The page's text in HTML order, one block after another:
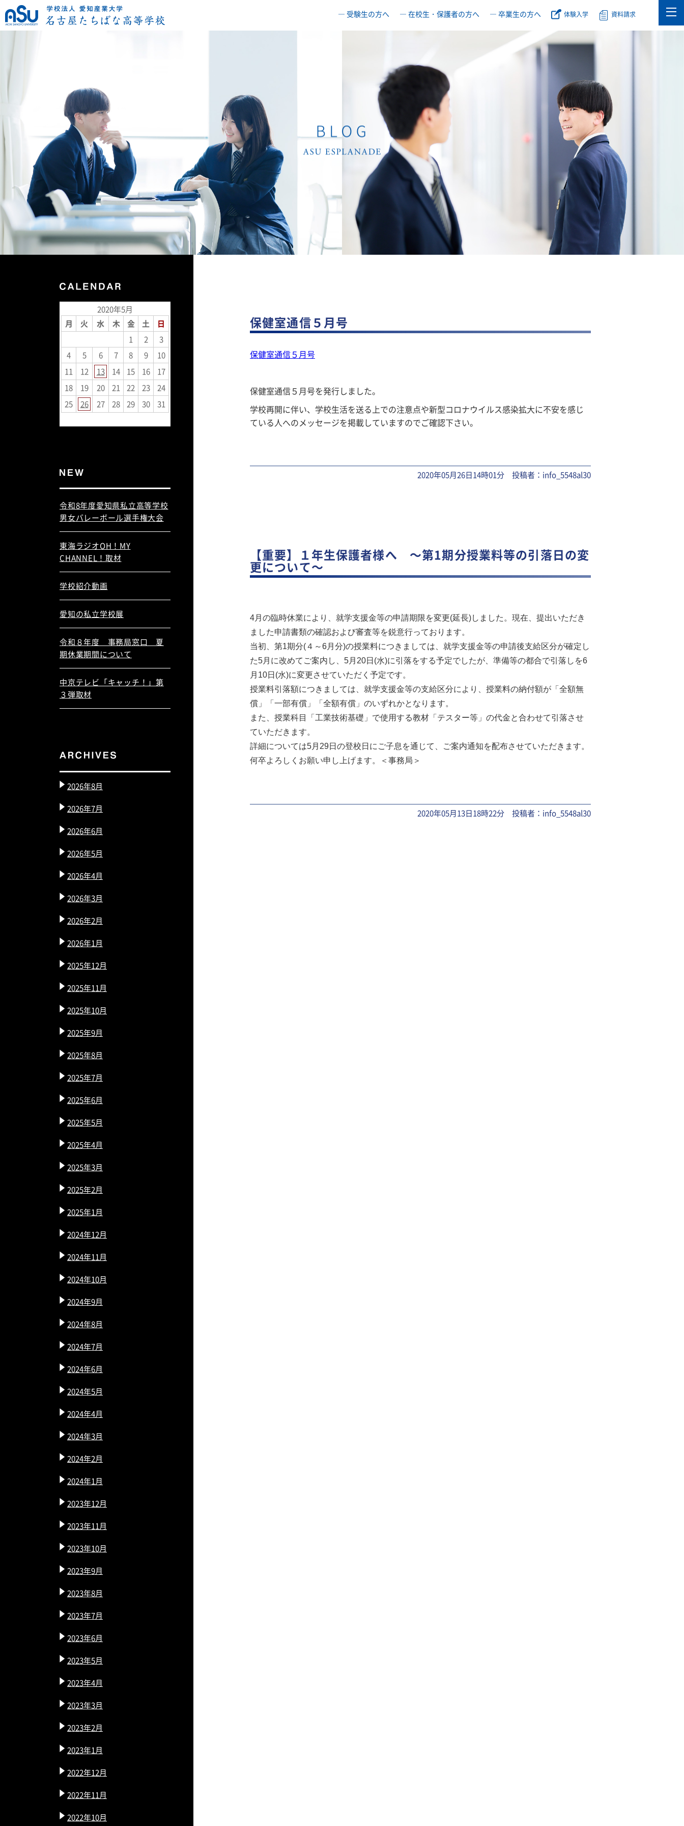
― 受験生の方へ ― 在校生・保護者の方へ ― 卒業生の方へ 体験入学 資料請求
保健室通信５月号
保健室通信５月号
保健室通信５月号を発行しました。
学校再開に伴い、学校生活を送る上での注意点や新型コロナウイルス感染拡大に不安を感じ
ている人へのメッセージを掲載していますのでご確認下さい。
2020年05月26日14時01分 投稿者：info_5548al30
【重要】１年生保護者様へ ～第1期分授業料等の引落日の変
更について～
4月の臨時休業により、就学支援金等の申請期限を変更(延長)しました。 現在、提出いただき
ました申請書類の確認および審査等を鋭意行っております。
当初、第1期分(４～6月分)の授業料につきましては、就学支援金等の申請後支給区分が確定し
た5月に改めてご案内し、5月20日(水)に引落をする予定でしたが、準備等の都合で引落しを6
月10日(水)に変更させていただく予定です。
授業料引落額につきましては、就学支援金等の支給区分により、授業料の納付額が「全額無
償」「一部有償」「全額有償」のいずれかとなります。
また、授業科目「工業技術基礎」で使用する教材「テスター等」の代金と合わせて引落させ
ていただきます。
詳細については5月29日の登校日にご子息を通じて、ご案内通知を配布させていただきます。
何卒よろしくお願い申し上げます。＜事務局＞
2020年05月13日18時22分 投稿者：info_5548al30
2020年5月
月
火 水 木 金 土
日
1
2
3
4
5 6 7 8 9
10
11
12 13 14 15 16
17
18
19 20 21 22 23
24
25
26 27 28 29 30
31
令和8年度愛知県私立高等学校
男女バレーボール選手権大会
東海ラジオOH！MY
CHANNEL！取材
学校紹介動画
愛知の私立学校展
令和８年度 事務局窓口 夏
期休業期間について
中京テレビ「キャッチ！」第
３弾取材
2026年8月
2026年7月
2026年6月
2026年5月
2026年4月
2026年3月
2026年2月
2026年1月
2025年12月
2025年11月
2025年10月
2025年9月
2025年8月
2025年7月
2025年6月
2025年5月
2025年4月
2025年3月
2025年2月
2025年1月
2024年12月
2024年11月
2024年10月
2024年9月
2024年8月
2024年7月
2024年6月
2024年5月
2024年4月
2024年3月
2024年2月
2024年1月
2023年12月
2023年11月
2023年10月
2023年9月
2023年8月
2023年7月
2023年6月
2023年5月
2023年4月
2023年3月
2023年2月
2023年1月
2022年12月
2022年11月
2022年10月